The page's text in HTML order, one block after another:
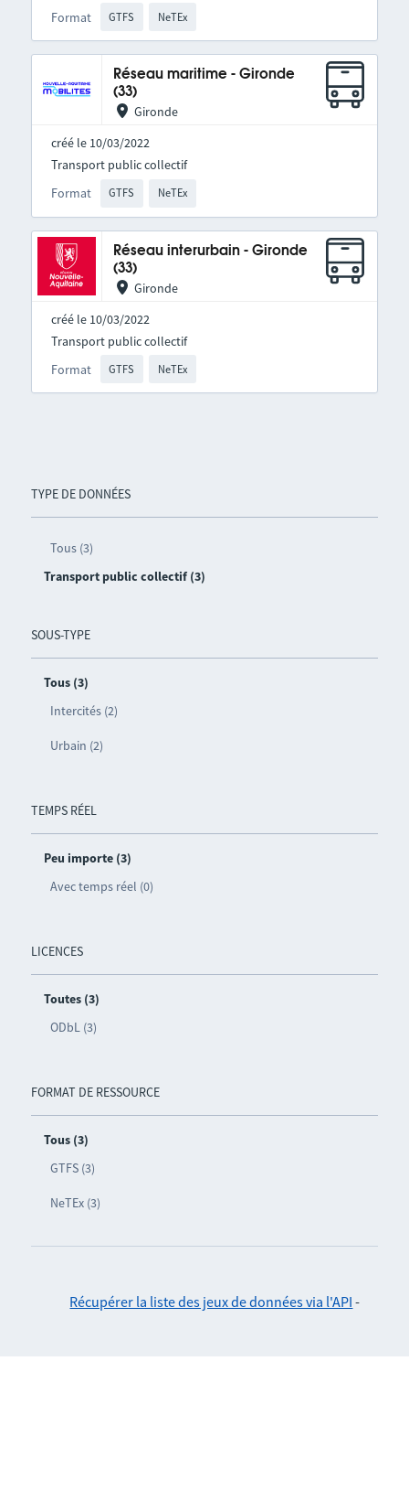
TYPE DE DONNÉES
Tous (3)
Transport public collectif (3)
SOUS-TYPE
Tous (3)
Intercités (2)
Urbain (2)
TEMPS RÉEL
Peu importe (3)
Avec temps réel (0)
LICENCES
Toutes (3)
ODbL (3)
FORMAT DE RESSOURCE
Tous (3)
GTFS (3)
NeTEx (3)
Format GTFS NeTEx
Réseau maritime - Gironde
(33)
Gironde
créé le 10/03/2022
Format GTFS NeTEx
Transport public collectif
Réseau interurbain - Gironde
(33)
Gironde
créé le 10/03/2022
Format GTFS NeTEx
Transport public collectif
Récupérer la liste des jeux de données via l'API -